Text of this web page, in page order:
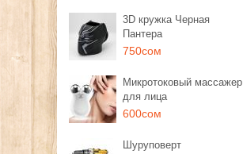
3D кружка Черная
Пантера
750сом
Микротоковый массажер
для лица
600сом
Шуруповерт